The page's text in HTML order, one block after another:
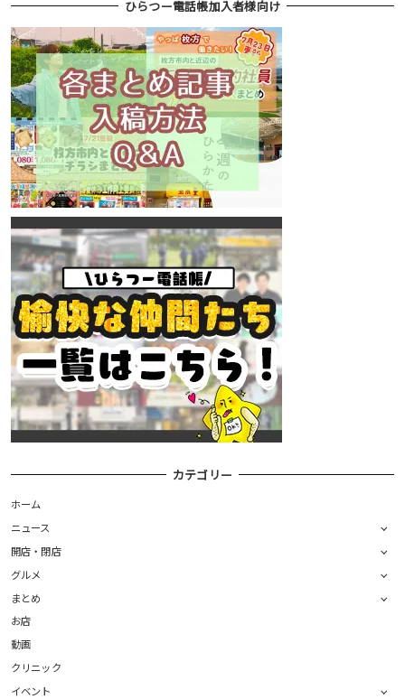
ひらつー電話帳加入者様向け
カテゴリー
ホーム
ニュース
開店・閉店
グルメ
まとめ
お店
動画
クリニック
イベント